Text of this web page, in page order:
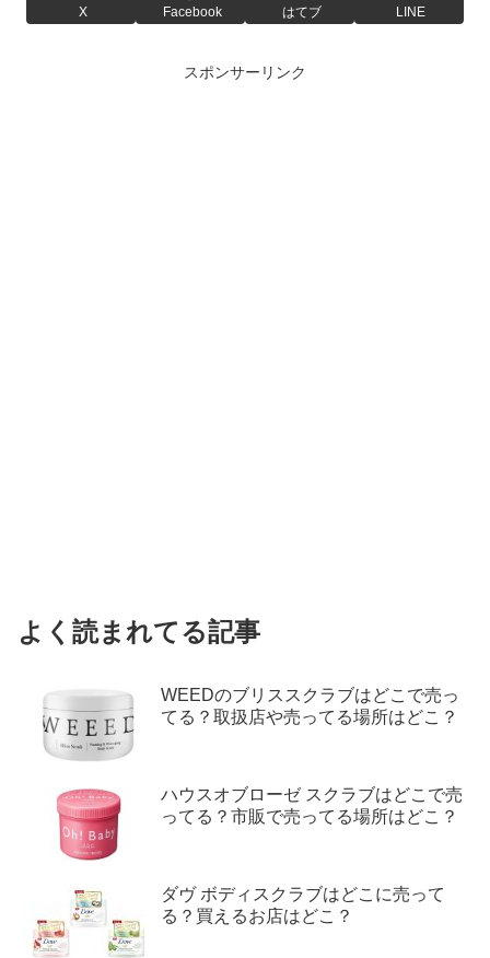
X Facebook はてブ LINE
スポンサーリンク
よく読まれてる記事
WEEDのブリススクラブはどこで売っ
てる？取扱店や売ってる場所はどこ？
ハウスオブローゼ スクラブはどこで売
ってる？市販で売ってる場所はどこ？
ダヴ ボディスクラブはどこに売って
る？買えるお店はどこ？